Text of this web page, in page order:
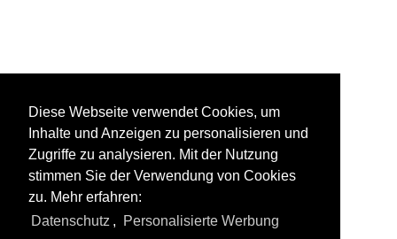
Diese Webseite verwendet Cookies, um
Inhalte und Anzeigen zu personalisieren und
Zugriffe zu analysieren. Mit der Nutzung
stimmen Sie der Verwendung von Cookies
zu. Mehr erfahren:
Datenschutz , Personalisierte Werbung